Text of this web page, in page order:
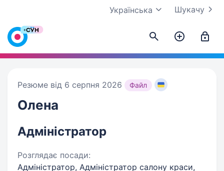
Шукачу
Українська
Резюме від 6 серпня 2026 Файл
Олена
Адміністратор
Розглядає посади:
Адміністратор, Адміністратор салону краси,